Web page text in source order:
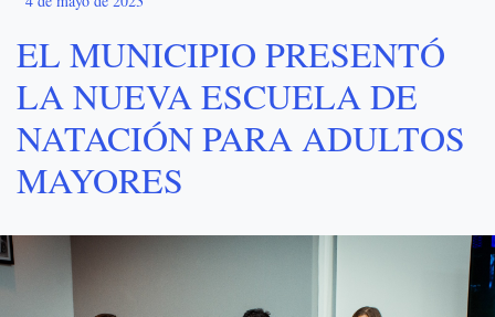
EL MUNICIPIO PRESENTÓ
LA NUEVA ESCUELA DE
NATACIÓN PARA ADULTOS
MAYORES